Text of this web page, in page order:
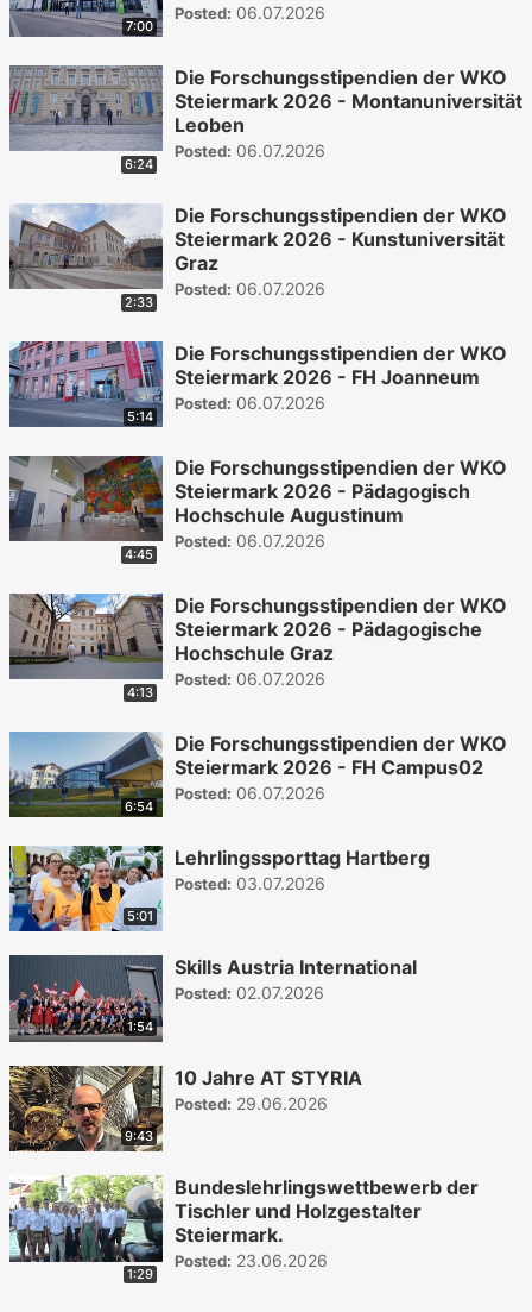
7:00
Posted: 06.07.2026
6:24
Die Forschungsstipendien der WKO
Steiermark 2026 - Montanuniversität
Leoben
Posted: 06.07.2026
2:33
Die Forschungsstipendien der WKO
Steiermark 2026 - Kunstuniversität
Graz
Posted: 06.07.2026
5:14
Die Forschungsstipendien der WKO
Steiermark 2026 - FH Joanneum
Posted: 06.07.2026
4:45
Die Forschungsstipendien der WKO
Steiermark 2026 - Pädagogisch
Hochschule Augustinum
Posted: 06.07.2026
4:13
Die Forschungsstipendien der WKO
Steiermark 2026 - Pädagogische
Hochschule Graz
Posted: 06.07.2026
6:54
Die Forschungsstipendien der WKO
Steiermark 2026 - FH Campus02
Posted: 06.07.2026
5:01
Lehrlingssporttag Hartberg
Posted: 03.07.2026
1:54
Skills Austria International
Posted: 02.07.2026
9:43
10 Jahre AT STYRIA
Posted: 29.06.2026
1:29
Bundeslehrlingswettbewerb der
Tischler und Holzgestalter
Steiermark.
Posted: 23.06.2026